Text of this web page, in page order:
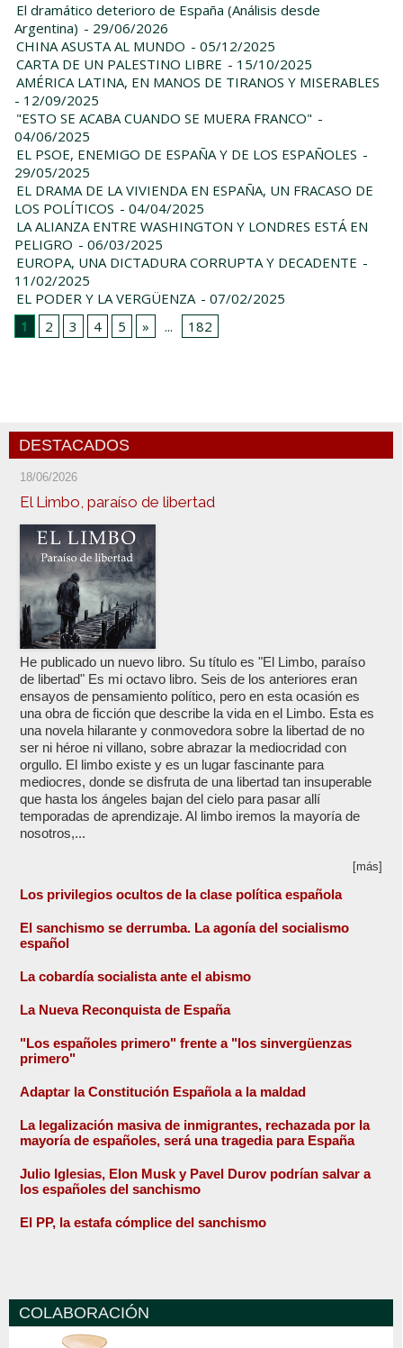
El dramático deterioro de España (Análisis desde
Argentina) - 29/06/2026
CHINA ASUSTA AL MUNDO - 05/12/2025
CARTA DE UN PALESTINO LIBRE - 15/10/2025
AMÉRICA LATINA, EN MANOS DE TIRANOS Y MISERABLES
- 12/09/2025
"ESTO SE ACABA CUANDO SE MUERA FRANCO" -
04/06/2025
EL PSOE, ENEMIGO DE ESPAÑA Y DE LOS ESPAÑOLES -
29/05/2025
EL DRAMA DE LA VIVIENDA EN ESPAÑA, UN FRACASO DE
LOS POLÍTICOS - 04/04/2025
LA ALIANZA ENTRE WASHINGTON Y LONDRES ESTÁ EN
PELIGRO - 06/03/2025
EUROPA, UNA DICTADURA CORRUPTA Y DECADENTE -
11/02/2025
EL PODER Y LA VERGÜENZA - 07/02/2025
1
2 3 4 5 » ... 182
DESTACADOS
18/06/2026
El Limbo, paraíso de libertad
He publicado un nuevo libro. Su título es "El Limbo, paraíso
de libertad" Es mi octavo libro. Seis de los anteriores eran
ensayos de pensamiento político, pero en esta ocasión es
una obra de ficción que describe la vida en el Limbo. Esta es
una novela hilarante y conmovedora sobre la libertad de no
ser ni héroe ni villano, sobre abrazar la mediocridad con
orgullo. El limbo existe y es un lugar fascinante para
mediocres, donde se disfruta de una libertad tan insuperable
que hasta los ángeles bajan del cielo para pasar allí
temporadas de aprendizaje. Al limbo iremos la mayoría de
nosotros,...
[más]
Los privilegios ocultos de la clase política española
El sanchismo se derrumba. La agonía del socialismo
español
La cobardía socialista ante el abismo
La Nueva Reconquista de España
"Los españoles primero" frente a "los sinvergüenzas
primero"
Adaptar la Constitución Española a la maldad
La legalización masiva de inmigrantes, rechazada por la
mayoría de españoles, será una tragedia para España
Julio Iglesias, Elon Musk y Pavel Durov podrían salvar a
los españoles del sanchismo
El PP, la estafa cómplice del sanchismo
COLABORACIÓN